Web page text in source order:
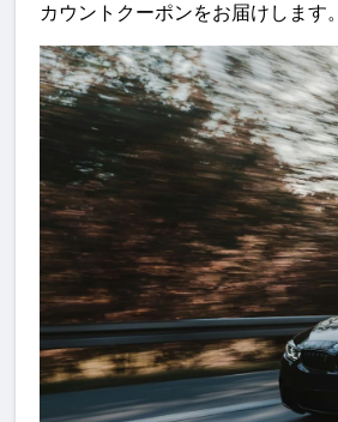
カウントクーポンをお届けします。